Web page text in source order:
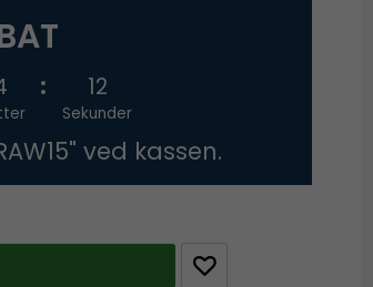
12
Sekunder
ved kassen.